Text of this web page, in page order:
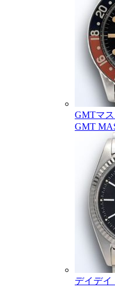
GMTマ
GMT
デイデイ